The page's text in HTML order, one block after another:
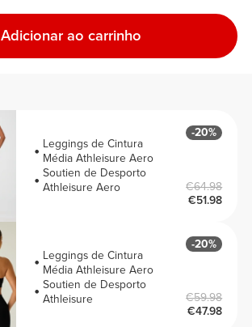
Adicionar ao carrinho
Leggings de Cintura
Média Athleisure Aero
Soutien de Desporto
Athleisure Aero
-20%
€64.98
€51.98
Leggings de Cintura
Média Athleisure Aero
Soutien de Desporto
Athleisure
-20%
€59.98
€47.98